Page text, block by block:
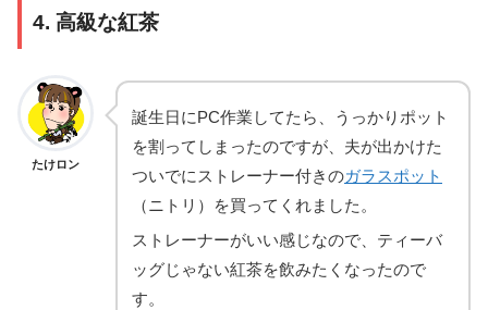
4. 高級な紅茶
たけロン
誕生日にPC作業してたら、うっかりポット
を割ってしまったのですが、夫が出かけた
ついでにストレーナー付きのガラスポット
（ニトリ）を買ってくれました。
ストレーナーがいい感じなので、ティーバ
ッグじゃない紅茶を飲みたくなったので
す。